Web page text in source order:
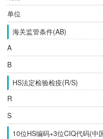
单位
海关监管条件(AB)
A
B
HS法定检验检疫(R/S)
R
S
10位HS编码+3位CIQ代码(中